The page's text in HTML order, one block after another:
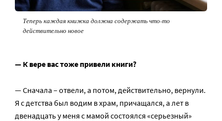
Теперь каждая книжка должна содержать что-то
действительно новое
— К вере вас тоже привели книги?
— Сначала – отвели, а потом, действительно, вернули.
Я с детства был водим в храм, причащался, а лет в
двенадцать у меня с мамой состоялся «серьезный»